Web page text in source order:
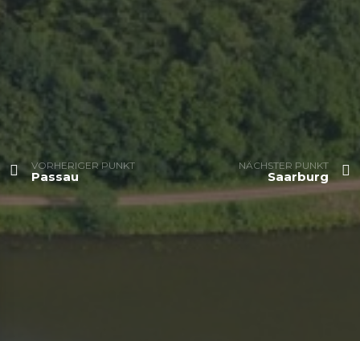
VORHERIGER PUNKT
Passau
NÄCHSTER PUNKT
Saarburg